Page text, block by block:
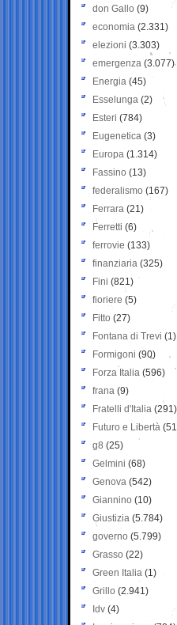
don Gallo (9)
economia (2.331)
elezioni (3.303)
emergenza (3.077)
Energia (45)
Esselunga (2)
Esteri (784)
Eugenetica (3)
Europa (1.314)
Fassino (13)
federalismo (167)
Ferrara (21)
Ferretti (6)
ferrovie (133)
finanziaria (325)
Fini (821)
fioriere (5)
Fitto (27)
Fontana di Trevi (1)
Formigoni (90)
Forza Italia (596)
frana (9)
Fratelli d'Italia (291)
Futuro e Libertà
g8 (25)
Gelmini (68)
Genova (542)
Giannino (10)
Giustizia (5.784)
governo (5.799)
Grasso (22)
Green Italia (1)
Grillo (2.941)
Idv (4)